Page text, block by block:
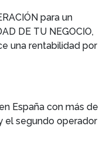
para un
DE TU NEGOCIO,
una rentabilidad por
España con más de
el segundo operador